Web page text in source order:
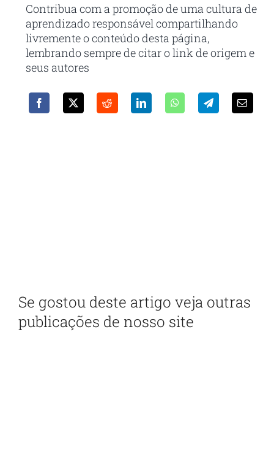
Contribua com a promoção de uma cultura de
aprendizado responsável compartilhando
livremente o conteúdo desta página,
lembrando sempre de citar o link de origem e
seus autores
Se gostou deste artigo veja outras
publicações de nosso site